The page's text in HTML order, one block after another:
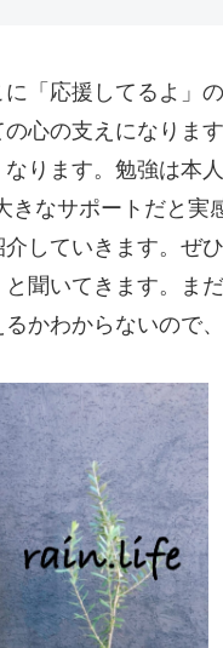
「応援してるよ」
心の支えになりま
ります。勉強は本
きなサポートだと実
していきます。ぜ
聞いてきます。ま
かわからないので